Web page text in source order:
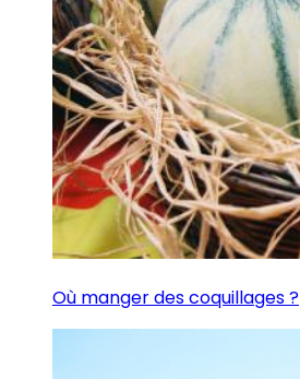
Où manger des coquillages ?